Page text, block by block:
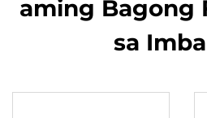
aming Bagong
sa